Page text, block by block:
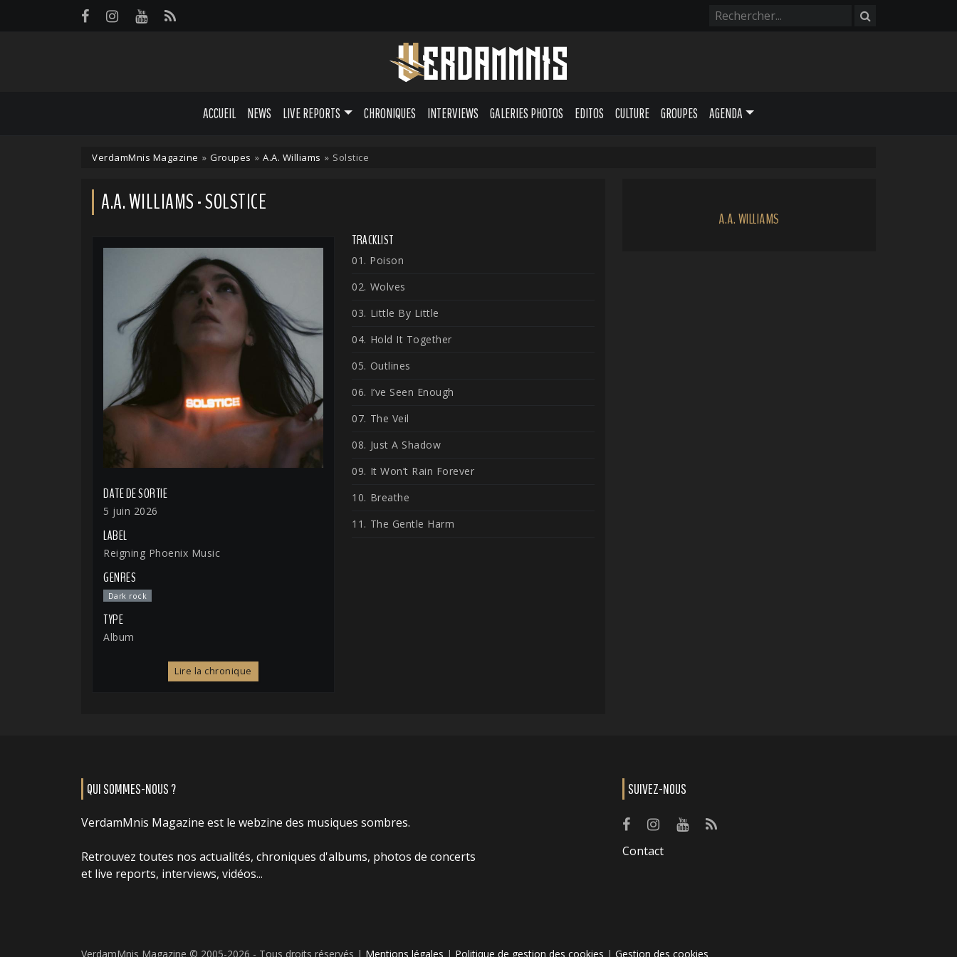
ACCUEIL NEWS LIVE REPORTS CHRONIQUES INTERVIEWS GALERIES PHOTOS EDITOS CULTURE GROUPES AGENDA
VerdamMnis Magazine » Groupes » A.A. Williams » Solstice
A.A. WILLIAMS - SOLSTICE
DATE DE SORTIE
5 juin 2026
LABEL
Reigning Phoenix Music
GENRES
Dark rock
TYPE
Album
Lire la chronique
TRACKLIST
01. Poison
02. ⁠Wolves
03. ⁠Little By Little
04. ⁠Hold It Together
05. ⁠Outlines
06. ⁠I’ve Seen Enough
07. ⁠The Veil
08. ⁠Just A Shadow
09. ⁠It Won’t Rain Forever
10. ⁠Breathe
11. ⁠The Gentle Harm
A.A. WILLIAMS
QUI SOMMES-NOUS ?
VerdamMnis Magazine est le webzine des musiques sombres.
Retrouvez toutes nos actualités, chroniques d'albums, photos de concerts
et live reports, interviews, vidéos...
SUIVEZ-NOUS
Contact
VerdamMnis Magazine © 2005-2026 - Tous droits réservés | Mentions légales | Politique de gestion des cookies | Gestion des cookies
Panneau de gestion des cookies